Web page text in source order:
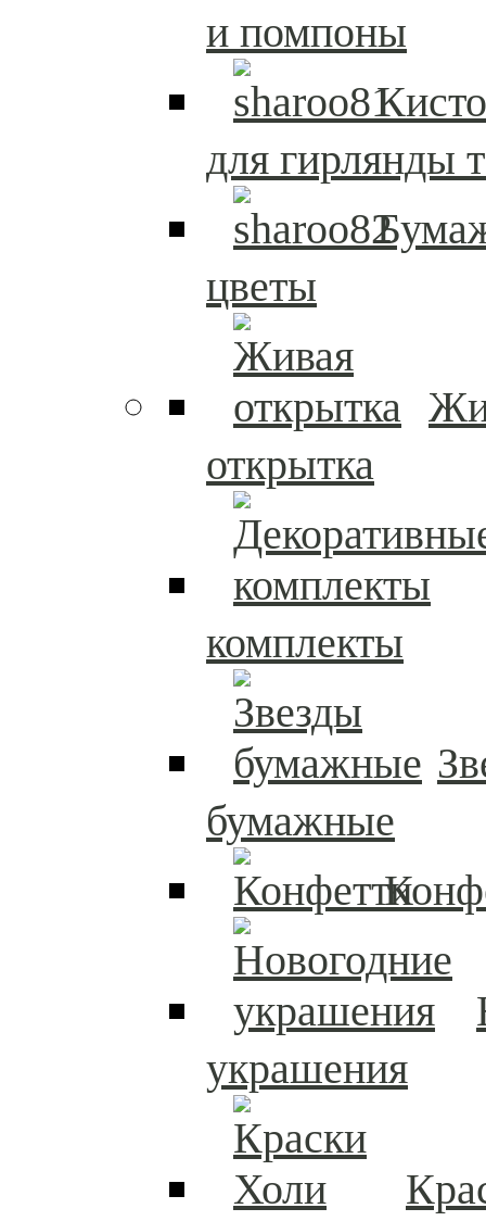
и помпоны
для гирлянды
цветы
открытка
комплекты
бумажные
украшения